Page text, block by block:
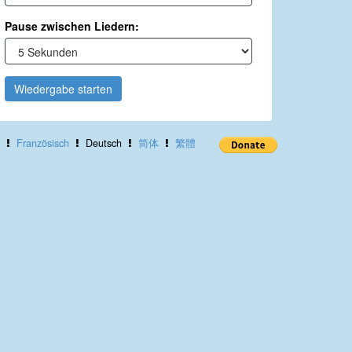
Pause zwischen Liedern:
Wiedergabe starten
Französisch Deutsch 简体 繁體